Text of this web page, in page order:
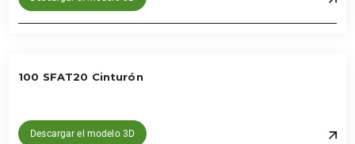
100 SFAT20 Cinturón
Descargar el modelo 3D